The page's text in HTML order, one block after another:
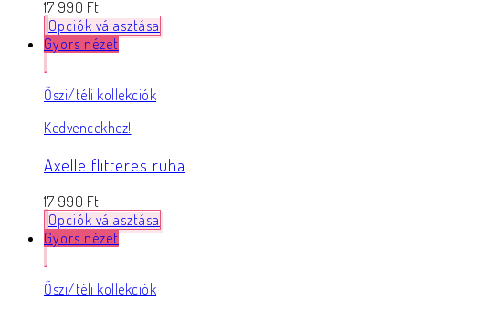
17 990 Ft
Opciók választása
Gyors nézet
Őszi/téli kollekciók
Kedvencekhez!
Axelle flitteres ruha
17 990 Ft
Opciók választása
Gyors nézet
Őszi/téli kollekciók